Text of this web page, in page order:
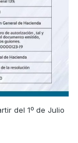
del 1º de Julio